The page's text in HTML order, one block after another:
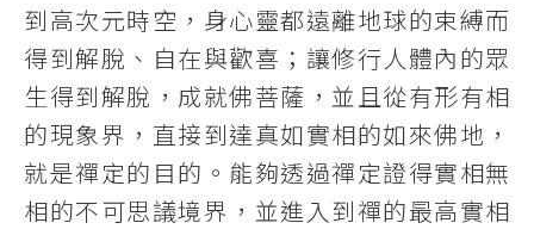
到高次元時空，身心靈都遠離地球的束縛而
得到解脫、自在與歡喜；讓修行人體內的眾
生得到解脫，成就佛菩薩，並且從有形有相
的現象界，直接到達真如實相的如來佛地，
就是禪定的目的。能夠透過禪定證得實相無
相的不可思議境界，並進入到禪的最高實相